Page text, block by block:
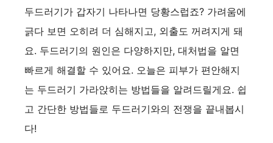
두드러기가 갑자기 나타나면 당황스럽죠? 가려움에
긁다 보면 오히려 더 심해지고, 외출도 꺼려지게 돼
요. 두드러기의 원인은 다양하지만, 대처법을 알면
빠르게 해결할 수 있어요. 오늘은 피부가 편안해지
는 두드러기 가라앉히는 방법들을 알려드릴게요. 쉽
고 간단한 방법들로 두드러기와의 전쟁을 끝내봅시
다!